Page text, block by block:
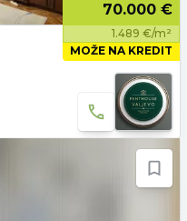
70.000 €
1.489 €/m²
MOŽE NA KREDIT